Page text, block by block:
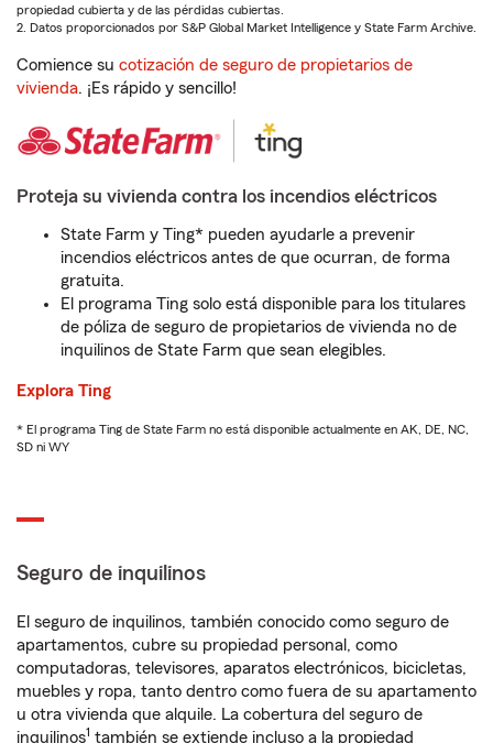
propiedad cubierta y de las pérdidas cubiertas.
2. Datos proporcionados por S&P Global Market Intelligence y State Farm Archive.
Comience su cotización de seguro de propietarios de
vivienda. ¡Es rápido y sencillo!
Proteja su vivienda contra los incendios eléctricos
State Farm y Ting* pueden ayudarle a prevenir
incendios eléctricos antes de que ocurran, de forma
gratuita.
El programa Ting solo está disponible para los titulares
de póliza de seguro de propietarios de vivienda no de
inquilinos de State Farm que sean elegibles.
Explora Ting
* El programa Ting de State Farm no está disponible actualmente en AK, DE, NC,
SD ni WY
Seguro de inquilinos
El seguro de inquilinos, también conocido como seguro de
apartamentos, cubre su propiedad personal, como
computadoras, televisores, aparatos electrónicos, bicicletas,
muebles y ropa, tanto dentro como fuera de su apartamento
u otra vivienda que alquile. La cobertura del seguro de
inquilinos1 también se extiende incluso a la propiedad